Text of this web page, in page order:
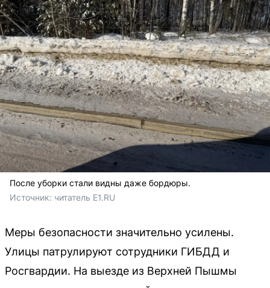
После уборки стали видны даже бордюры.
Источник: читатель E1.RU
Меры безопасности значительно усилены.
Улицы патрулируют сотрудники ГИБДД и
Росгвардии. На выезде из Верхней Пышмы